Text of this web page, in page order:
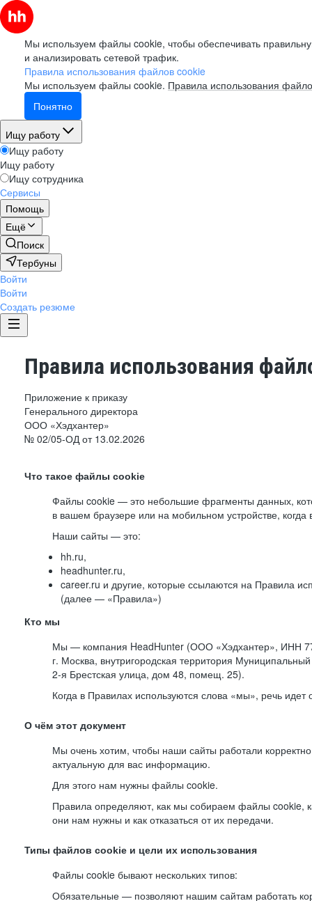
Мы используем файлы cookie, чтобы обеспечивать
и анализировать сетевой трафик.
Правила использования файлов cookie
Мы используем файлы cookie. Правила использования
Понятно
Ищу работу
Ищу работу
Ищу работу
Ищу сотрудника
Сервисы
Помощь
Ещё
Поиск
Тербуны
Войти
Войти
Создать резюме
Правила использования
Приложение к приказу
Генерального директора
ООО «Хэдхантер»
№ 02/05-ОД от 13.02.2026
Что такое файлы cookie
Файлы cookie — это небольшие фрагменты данных,
в вашем браузере или на мобильном устройстве,
Наши сайты — это:
hh.ru,
headhunter.ru,
career.ru и другие, которые ссылаются на Правила
(далее — «Правила»)
Кто мы
Мы — компания HeadHunter (ООО «Хэдхантер», ИНН
г. Москва, внутригородская территория Муниципальный
2-я Брестская улица, дом 48, помещ. 25).
Когда в Правилах используются слова «мы», речь
О чём этот документ
Мы очень хотим, чтобы наши сайты работали
актуальную для вас информацию.
Для этого нам нужны файлы cookie.
Правила определяют, как мы собираем файлы cookie,
они нам нужны и как отказаться от их передачи.
Типы файлов cookie и цели их использования
Файлы cookie бывают нескольких типов:
Обязательные — позволяют нашим сайтам работать